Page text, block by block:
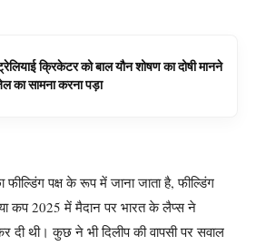
क्रिकेटर को बाल यौन शोषण का दोषी मानने
का सामना करना पड़ा
पक्ष के रूप में जाना जाता है, फील्डिंग
कप 2025 में मैदान पर भारत के लैप्स ने
दी थी। कुछ ने भी दिलीप की वापसी पर सवाल